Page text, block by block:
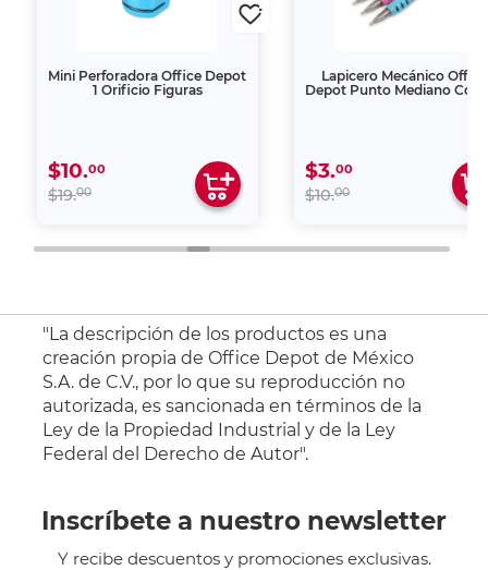
Mini Perforadora Office Depot
1 Orificio Figuras
$10.00
$19.00
Lapicero Mecánico Office
Depot Punto Mediano
$3.00
$10.00
"La descripción de los productos es una
creación propia de Office Depot de México
S.A. de C.V., por lo que su reproducción no
autorizada, es sancionada en términos de la
Ley de la Propiedad Industrial y de la Ley
Federal del Derecho de Autor".
Inscríbete a nuestro newsletter
Y recibe descuentos y promociones exclusivas.